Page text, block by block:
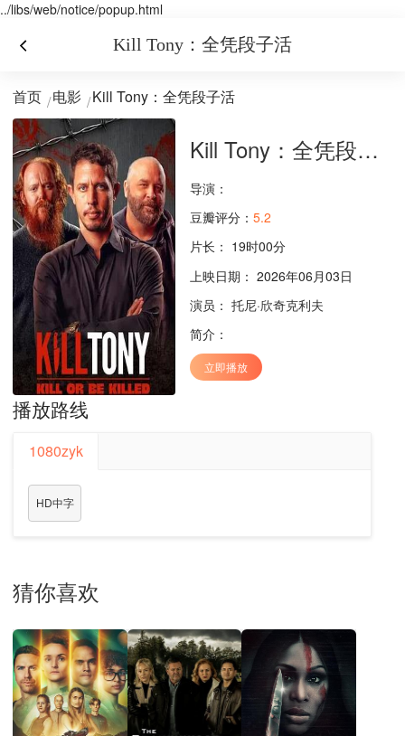
../libs/web/notice/popup.html
Kill Tony：全凭段子活
首页 电影 Kill Tony：全凭段子活
Kill Tony：全凭段子活
导演：
豆瓣评分： 5.2
片长： 19时00分
上映日期： 2026年06月03日
演员： 托尼·欣奇克利夫
简介：
立即播放
播放路线
1080zyk
HD中字
猜你喜欢